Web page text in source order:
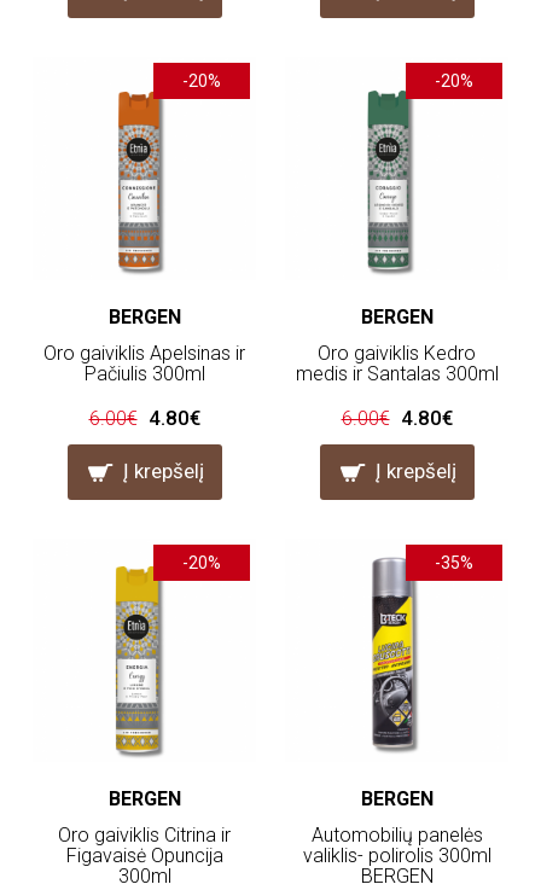
-20%
BERGEN
Oro gaiviklis Apelsinas ir
Pačiulis 300ml
6.00€ 4.80€
Į krepšelį
-20%
BERGEN
Oro gaiviklis Kedro
medis ir Santalas 300ml
6.00€ 4.80€
Į krepšelį
-20%
BERGEN
Oro gaiviklis Citrina ir
Figavaisė Opuncija
300ml
-35%
BERGEN
Automobilių panelės
valiklis- polirolis 300ml
BERGEN